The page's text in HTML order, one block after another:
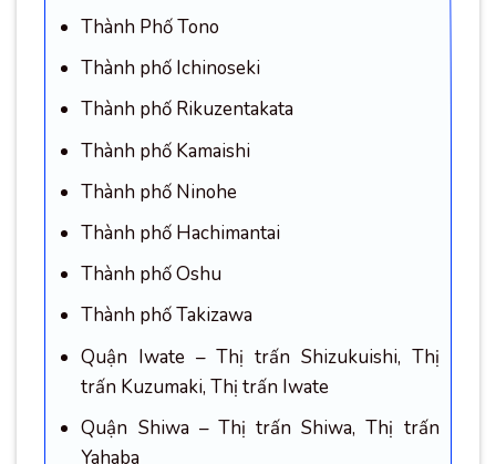
Thành Phố Tono
Thành phố Ichinoseki
Thành phố Rikuzentakata
Thành phố Kamaishi
Thành phố Ninohe
Thành phố Hachimantai
Thành phố Oshu
Thành phố Takizawa
Quận Iwate – Thị trấn Shizukuishi, Thị
trấn Kuzumaki, Thị trấn Iwate
Quận Shiwa – Thị trấn Shiwa, Thị trấn
Yahaba